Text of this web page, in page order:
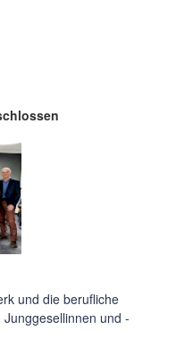
und die berufliche
und -